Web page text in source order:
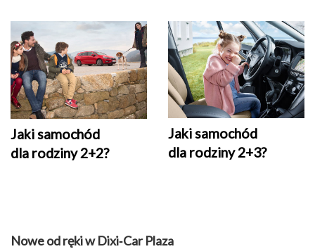
Jaki samochód
dla rodziny 2+2?
Jaki samochód
dla rodziny 2+3?
Nowe od ręki w Dixi‑Car Plaza